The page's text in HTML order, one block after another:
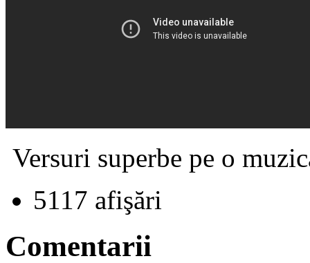
Versuri superbe pe o
5117 afişări
Comentarii